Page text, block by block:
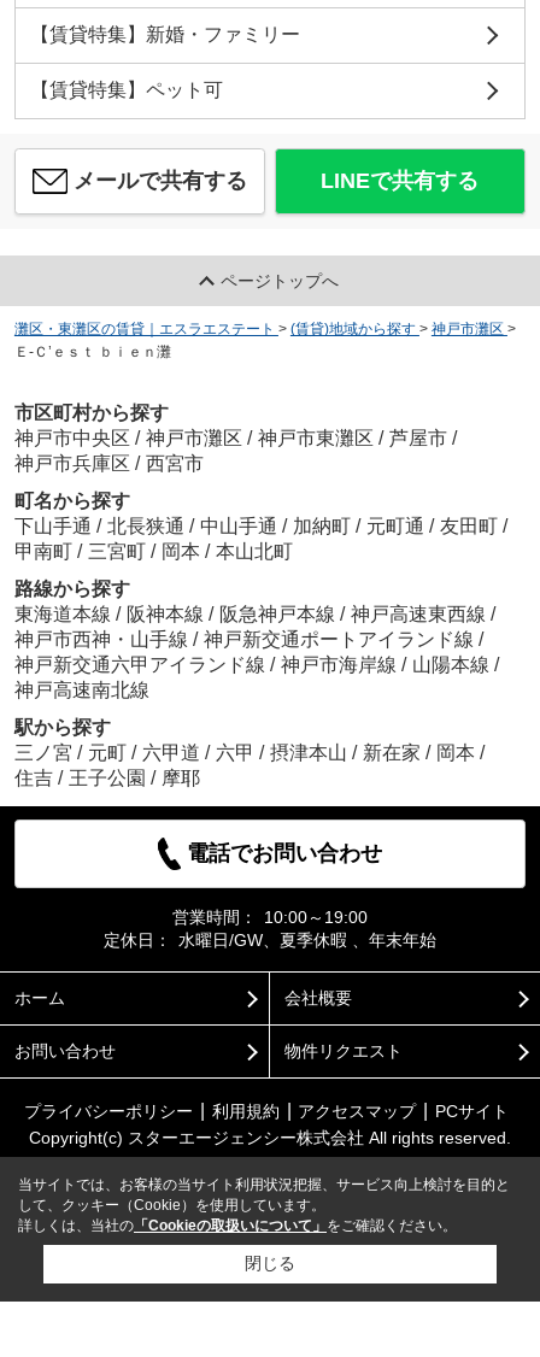
【賃貸特集】新婚・ファミリー
【賃貸特集】ペット可
メールで共有する LINEで共有する
ページトップへ
灘区・東灘区の賃貸｜エスラエステート > (賃貸)地域から探す > 神戸市灘区 >
Ｅ-Ｃ’ｅｓｔ ｂｉｅｎ灘
市区町村から探す
神戸市中央区 / 神戸市灘区 / 神戸市東灘区 / 芦屋市 /
神戸市兵庫区 / 西宮市
町名から探す
下山手通 / 北長狭通 / 中山手通 / 加納町 / 元町通 / 友田町 /
甲南町 / 三宮町 / 岡本 / 本山北町
路線から探す
東海道本線 / 阪神本線 / 阪急神戸本線 / 神戸高速東西線 /
神戸市西神・山手線 / 神戸新交通ポートアイランド線 /
神戸新交通六甲アイランド線 / 神戸市海岸線 / 山陽本線 /
神戸高速南北線
駅から探す
三ノ宮 / 元町 / 六甲道 / 六甲 / 摂津本山 / 新在家 / 岡本 /
住吉 / 王子公園 / 摩耶
電話でお問い合わせ
営業時間：
10:00～19:00
定休日：
水曜日/GW、夏季休暇 、年末年始
ホーム 会社概要
お問い合わせ 物件リクエスト
プライバシーポリシー 利用規約 アクセスマップ
PCサイト
Copyright(c) スターエージェンシー株式会社 All rights reserved.
当サイトでは、お客様の当サイト利用状況把握、サービス向上検討を目的と
して、クッキー（Cookie）を使用しています。
詳しくは、当社の 「Cookieの取扱いについて」 をご確認ください。
閉じる